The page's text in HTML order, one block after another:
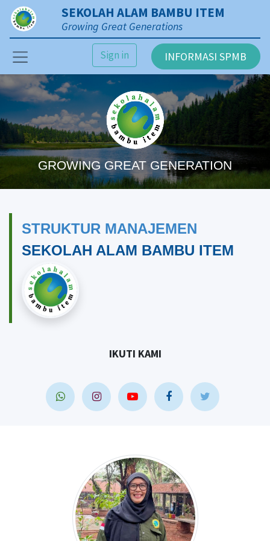
SEKOLAH ALAM BAMBU ITEM
Growing Great Generations
Sign in INFORMASI SPMB
GROWING GREAT GENERATION
STRUKTUR MANAJEMEN
SEKOLAH ALAM BAMBU ITEM
IKUTI KAMI